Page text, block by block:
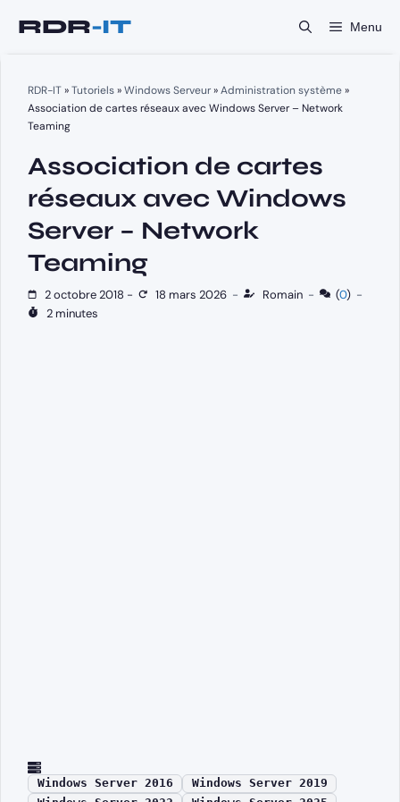
Menu
RDR-IT»Tutoriels»Windows Serveur»Administration système»
Association de cartes réseaux avec Windows Server – Network
Teaming
Association de cartes
réseaux avec Windows
Server – Network
Teaming
2 octobre 2018 - 18 mars 2026 - Romain - (0) -
2 minutes
Windows Server 2016
Windows Server 2019